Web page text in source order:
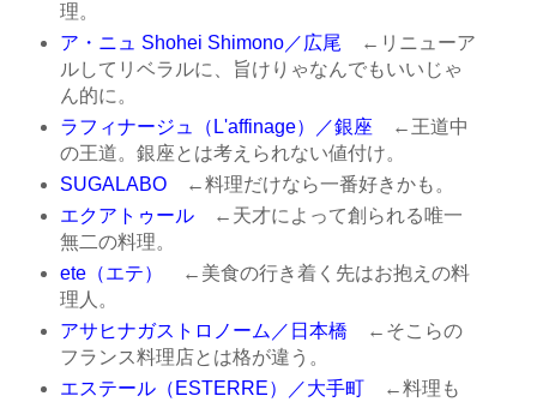
理。
ア・ニュ Shohei Shimono／広尾 ←リニューア
ルしてリベラルに、旨けりゃなんでもいいじゃ
ん的に。
ラフィナージュ（L'affinage）／銀座 ←王道中
の王道。銀座とは考えられない値付け。
SUGALABO←料理だけなら一番好きかも。
エクアトゥール←天才によって創られる唯一
無二の料理。
ete（エテ）
←美食の行き着く先はお抱えの料
理人。
アサヒナガストロノーム／日本橋 ←そこらの
フランス料理店とは格が違う。
エステール（ESTERRE）／大手町←料理も